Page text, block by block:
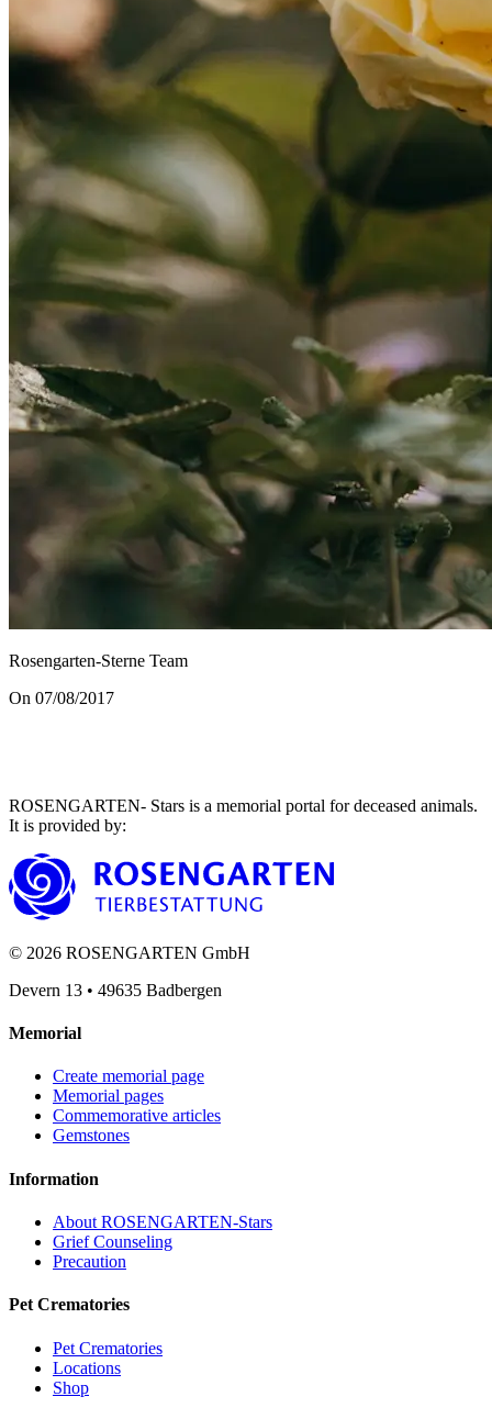
Rosengarten-Sterne Team
On 07/08/2017
ROSENGARTEN- Stars is a memorial portal for deceased animals.
It is provided by:
© 2026 ROSENGARTEN GmbH
Devern 13 • 49635 Badbergen
Memorial
Create memorial page
Memorial pages
Commemorative articles
Gemstones
Information
About ROSENGARTEN-Stars
Grief Counseling
Precaution
Pet Crematories
Pet Crematories
Locations
Shop